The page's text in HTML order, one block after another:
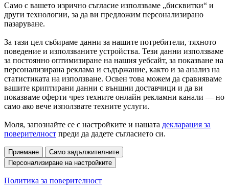
Само с вашето изрично съгласие използваме „бисквитки“ и
други технологии, за да ви предложим персонализирано
пазаруване.
За тази цел събираме данни за нашите потребители, тяхното
поведение и използваните устройства. Тези данни използваме
за постоянно оптимизиране на нашия уебсайт, за показване на
персонализирана реклама и съдържание, както и за анализ на
статистиката на използване. Освен това можем да сравняваме
вашите криптирани данни с външни доставчици и да ви
показваме оферти чрез техните онлайн рекламни канали — но
само ако вече използвате техните услуги.
Моля, запознайте се с настройките и нашата декларация за
поверителност преди да дадете съгласието си.
Приемане
Само задължителните
Персонализиране на настройките
Политика за поверителност